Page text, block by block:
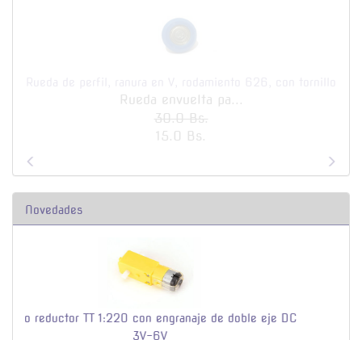
Rueda envuelta pa...
30.0 Bs.
15.0 Bs.
Novedades
de doble eje DC Openbuilds, espaciador de